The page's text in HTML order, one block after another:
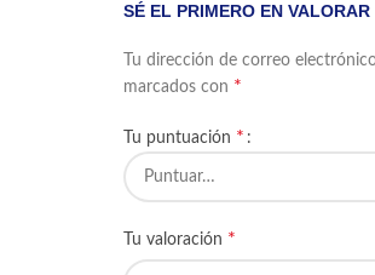
SÉ EL PRIMERO EN
Tu dirección de correo
marcados con *
Tu puntuación *
Tu valoración *